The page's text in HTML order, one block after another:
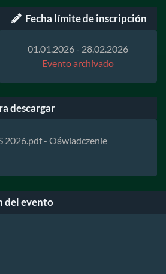
Fecha límite de inscripción
01.01.2026 - 28.02.2026
Evento archivado
descargar
2026.pdf- Oświadczenie
del evento